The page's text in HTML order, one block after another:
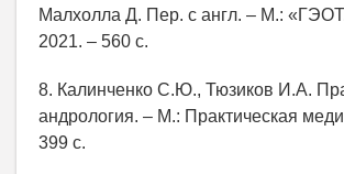
Малхолла Д. Пер. с англ. – М.:
2021. – 560 с.
8. Калинченко С.Ю., Тюзиков И.А.
андрология. – М.: Практическая
399 с.